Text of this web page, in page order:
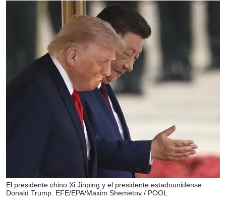
El presidente chino Xi Jinping y el presidente estadounidense
Donald Trump. EFE/EPA/Maxim Shemetov / POOL